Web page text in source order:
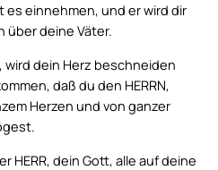
einnehmen, und er wird dir
über deine Väter.
wird dein Herz beschneiden
daß du den HERRN,
Herzen und von ganzer
HERR, dein Gott, alle auf deine